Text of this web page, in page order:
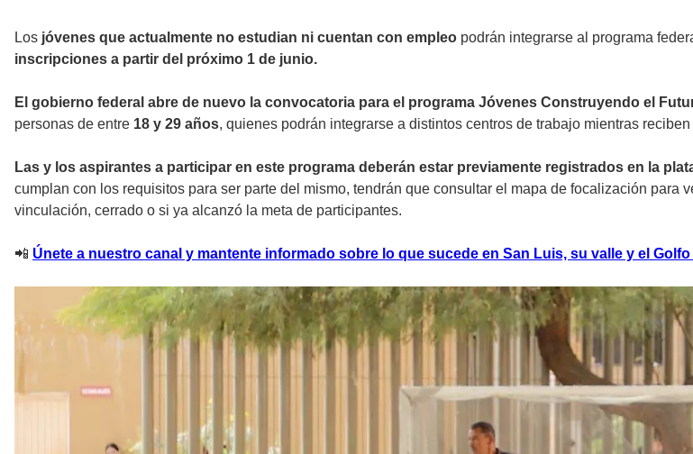
Los jóvenes que actualmente no estudian ni cuentan con empleo podrán integrarse al programa
inscripciones a partir del próximo 1 de junio.
El gobierno federal abre de nuevo la convocatoria para el programa Jóvenes Construyendo el
personas de entre 18 y 29 años, quienes podrán integrarse a distintos centros de trabajo mientras
Las y los aspirantes a participar en este programa deberán estar previamente registrados en la
cumplan con los requisitos para ser parte del mismo, tendrán que consultar el mapa de focalización
vinculación, cerrado o si ya alcanzó la meta de participantes.
📲 Únete a nuestro canal y mantente informado sobre lo que sucede en San Luis, su valle y el